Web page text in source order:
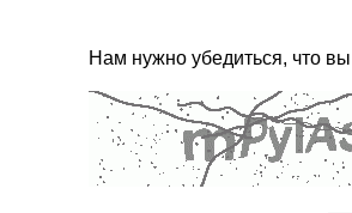
Нам нужно убедиться, что